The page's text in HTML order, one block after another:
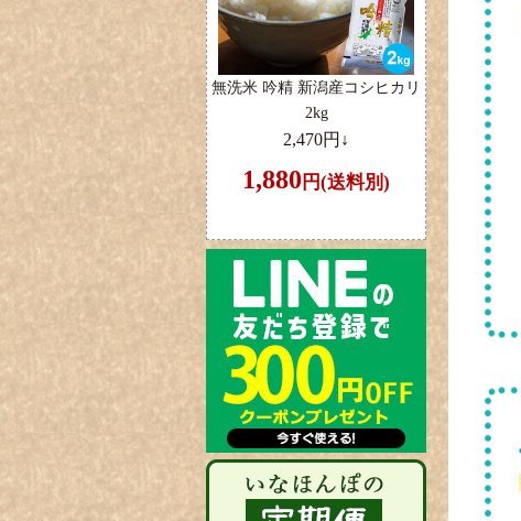
無洗米 吟精 新潟産コシヒカリ
2kg
2,470円↓
1,880 円(送料別)